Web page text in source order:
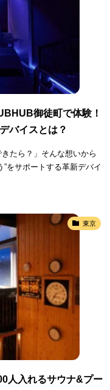
御徒町で体験！
バイスとは？
たら？」そんな想いから
をサポートする革新デバイ
東京
人入れるサウナ&プー